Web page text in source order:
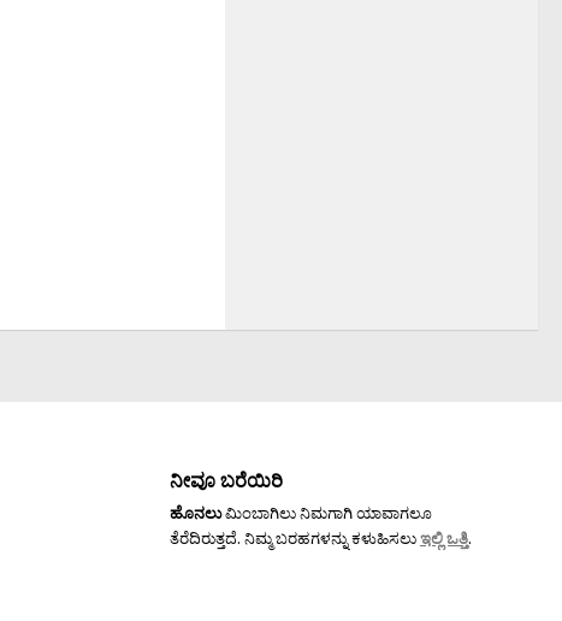
ನೀವೂ ಬರೆಯಿರಿ
ಹೊನಲುಮಿಂಬಾಗಿಲು ನಿಮಗಾಗಿ ಯಾವಾಗಲೂ
ತೆರೆದಿರುತ್ತದೆ. ನಿಮ್ಮ ಬರಹಗಳನ್ನು ಕಳುಹಿಸಲುಇಲ್ಲಿ ಒತ್ತಿ.